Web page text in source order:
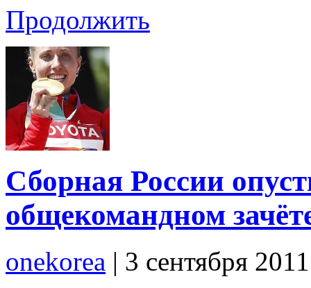
Продолжить
Сборная России
общекомандном
onekorea | 3 сентября